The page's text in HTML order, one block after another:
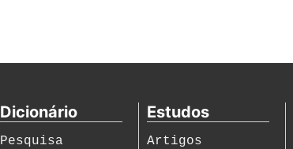
Dicionário
Pesquisa
Estudos
Artigos